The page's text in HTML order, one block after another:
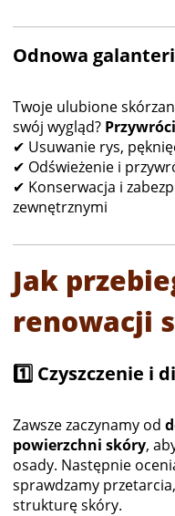
Odnowa
Twoje ulubione
swój wygląd?
✔ Usuwanie rys,
✔ Odświeżenie i
✔ Konserwacja i
zewnętrznymi
Jak
renowacji
1️⃣ Czyszczenie i
Zawsze zaczynamy od
powierzchni skóry,
osady. Następnie
sprawdzamy
strukturę skóry.